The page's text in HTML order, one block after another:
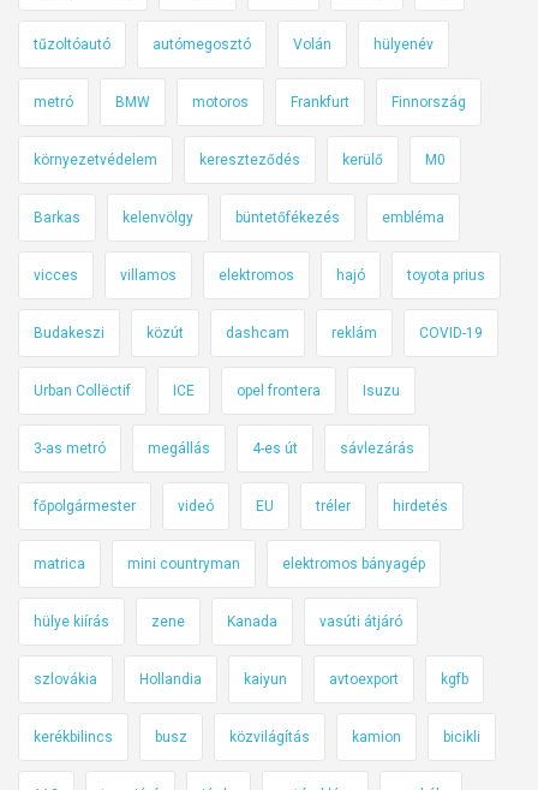
o
k
,
k
e
e
b
e
v
e
z
e
t
e
tűzoltóautó autómegosztó Volán hülyenév
metró BMW motoros Frankfurt Finnország
környezetvédelem kereszteződés kerülő M0
Barkas kelenvölgy büntetőfékezés embléma
vicces villamos elektromos hajó toyota prius
Budakeszi közút dashcam reklám COVID-19
Urban Collëctif ICE opel frontera Isuzu
3-as metró megállás 4-es út sávlezárás
főpolgármester videó EU tréler hirdetés
matrica mini countryman elektromos bányagép
hülye kiírás zene Kanada vasúti átjáró
szlovákia Hollandia kaiyun avtoexport kgfb
kerékbilincs busz közvilágítás kamion bicikli